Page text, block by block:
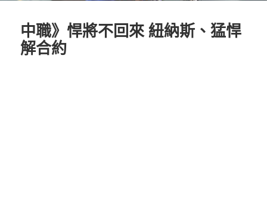
中職》悍將不回來 紐納斯、猛悍
解合約